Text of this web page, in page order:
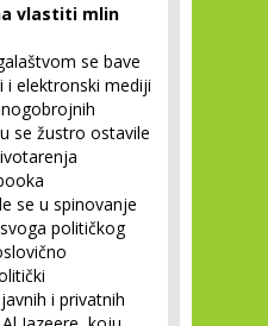
vlastiti mlin
se bave
i elektronski mediji
se žustro ostavile
se u spinovanje
političkog
i privatnih